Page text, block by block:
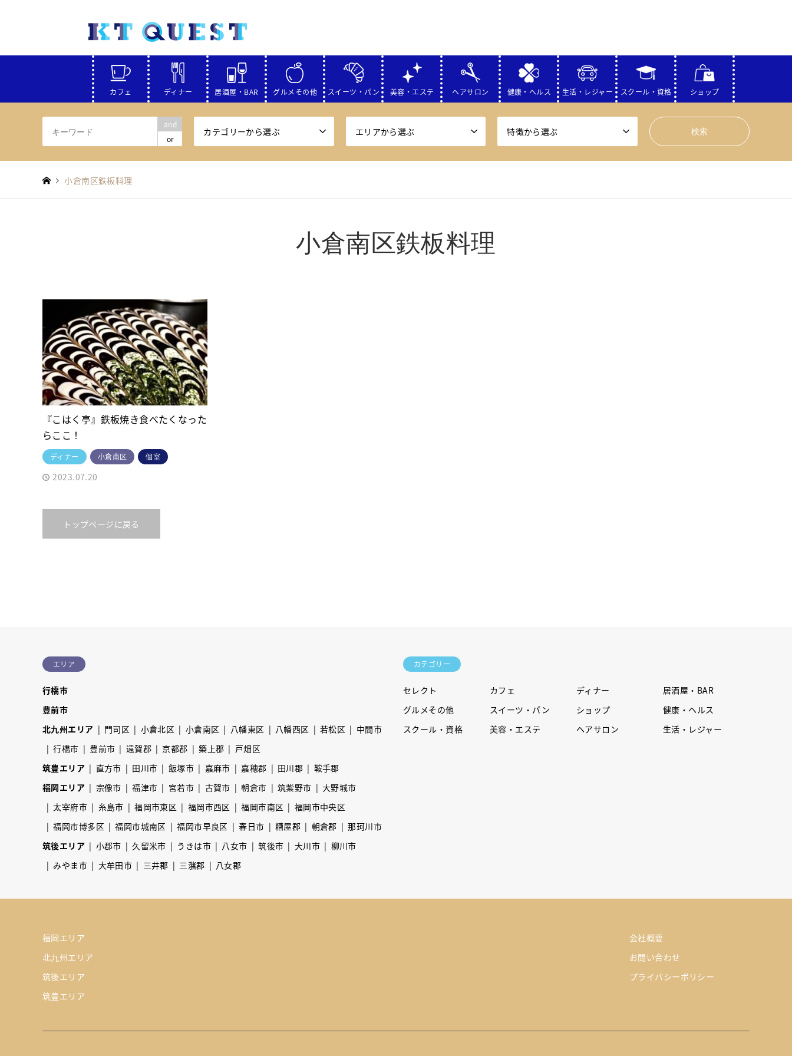
カフェ ディナー 居酒屋・BAR グルメその他 スイーツ・パン 美容・エステ ヘアサロン 健康・ヘルス 生活・レジャー スクール・資格 ショップ
and
or
カテゴリーから選ぶ エリアから選ぶ 特徴から選ぶ
小倉南区鉄板料理
小倉南区鉄板料理
『こはく亭』鉄板焼き食べたくなった
らここ！
ディナー 小倉南区 個室
2023.07.20
トップページに戻る
エリア
行橋市
豊前市
北九州エリア
門司区 小倉北区 小倉南区 八幡東区 八幡西区 若松区
中間市
行橋市
豊前市 遠賀郡 京都郡 築上郡
戸畑区
筑豊エリア
直方市 田川市 飯塚市 嘉麻市 嘉穂郡 田川郡
鞍手郡
福岡エリア
宗像市 福津市 宮若市 古賀市 朝倉市 筑紫野市
大野城市
太宰府市
糸島市 福岡市東区 福岡市西区 福岡市南区
福岡市中央区
福岡市博多区
福岡市城南区 福岡市早良区 春日市 糟屋郡 朝倉郡
那珂川市
筑後エリア
小郡市 久留米市 うきは市 八女市 筑後市 大川市
柳川市
みやま市
大牟田市 三井郡 三潴郡 八女郡
カテゴリー
セレクト カフェ ディナー
居酒屋・BAR
グルメその他
スイーツ・パン ショップ
健康・ヘルス
スクール・資格
美容・エステ ヘアサロン 生活・レジャー
福岡エリア
北九州エリア
筑後エリア
筑豊エリア
会社概要
お問い合わせ
プライバシーポリシー